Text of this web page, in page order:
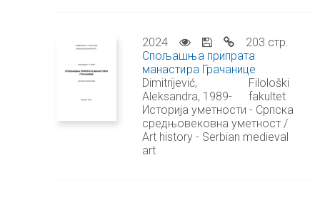
2024
203 стр.
Спољашња припрата
манастира Грачанице
Dimitrijević,
Aleksandra, 1989-
Filološki
fakultet
Историја уметности - Српска
средњовековна уметност /
Art history - Serbian medieval
art